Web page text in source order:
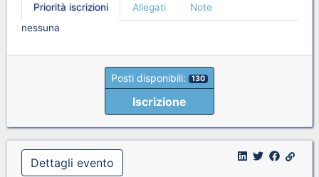
Priorità iscrizioni Allegati
Note
nessuna
Posti disponibili: 130
Iscrizione
Dettagli evento